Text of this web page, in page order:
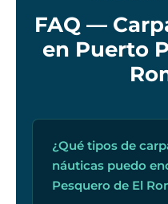
FAQ —
en Puerto
¿Qué tipos de
náuticas puedo
Pesquero de El